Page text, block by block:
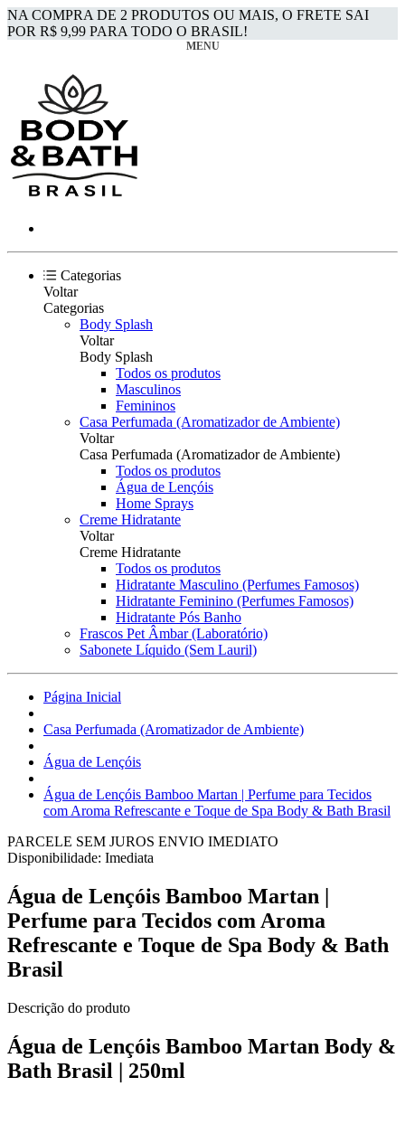
NA COMPRA DE 2 PRODUTOS OU MAIS, O FRETE SAI
POR R$ 9,99 PARA TODO O BRASIL!
MENU
Categorias
Voltar
Categorias
Body Splash
Voltar
Body Splash
Todos os produtos
Masculinos
Femininos
Casa Perfumada (Aromatizador de Ambiente)
Voltar
Casa Perfumada (Aromatizador de Ambiente)
Todos os produtos
Água de Lençóis
Home Sprays
Creme Hidratante
Voltar
Creme Hidratante
Todos os produtos
Hidratante Masculino (Perfumes Famosos)
Hidratante Feminino (Perfumes Famosos)
Hidratante Pós Banho
Frascos Pet Âmbar (Laboratório)
Sabonete Líquido (Sem Lauril)
Página Inicial
Casa Perfumada (Aromatizador de Ambiente)
Água de Lençóis
Água de Lençóis Bamboo Martan | Perfume para Tecidos
com Aroma Refrescante e Toque de Spa Body & Bath Brasil
PARCELE SEM JUROS ENVIO IMEDIATO
Disponibilidade: Imediata
Água de Lençóis Bamboo Martan |
Perfume para Tecidos com Aroma
Refrescante e Toque de Spa Body & Bath
Brasil
Descrição do produto
Água de Lençóis Bamboo Martan Body &
Bath Brasil | 250ml